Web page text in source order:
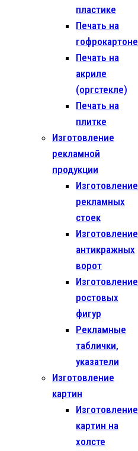
пластике
Печать на
гофрокартоне
Печать на
акриле
(оргстекле)
Печать на
плитке
Изготовление
рекламной
продукции
Изготовление
рекламных
стоек
Изготовление
антикражных
ворот
Изготовление
ростовых
фигур
Рекламные
таблички,
указатели
Изготовление
картин
Изготовление
картин на
холсте